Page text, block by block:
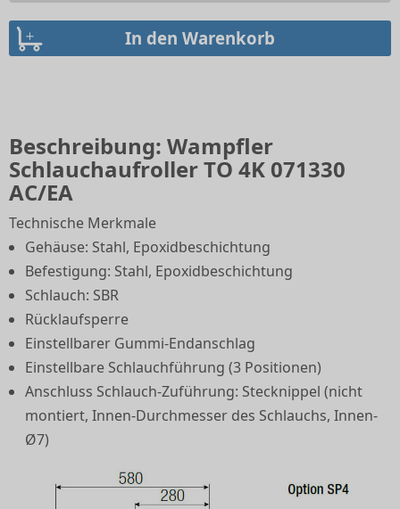
Beschreibung: Wampfler
Schlauchaufroller TO 4K 071330
AC/EA
Technische Merkmale
Gehäuse: Stahl, Epoxidbeschichtung
Befestigung: Stahl, Epoxidbeschichtung
Schlauch: SBR
Rücklaufsperre
Einstellbarer Gummi-Endanschlag
Einstellbare Schlauchführung (3 Positionen)
Anschluss Schlauch-Zuführung: Stecknippel (nicht
montiert, Innen-Durchmesser des Schlauchs, Innen-
Ø7)